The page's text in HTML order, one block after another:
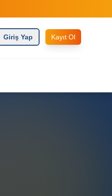
Giriş Yap Kayıt Ol